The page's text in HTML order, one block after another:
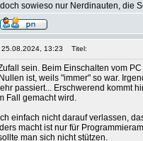
sowieso nur Nerdinauten, die
25.08.2024, 13:23 Titel:
sein. Beim Einschalten vom
ist, weils "immer" so war.
passiert... Erschwerend kommt
Fall gemacht wird.
einfach nicht darauf verlassen,
macht ist nur für
man sich nicht stützen.